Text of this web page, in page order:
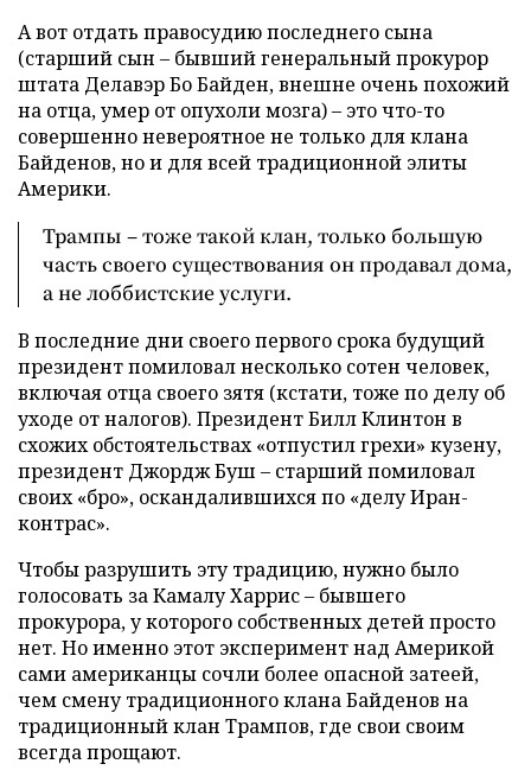
А вот отдать правосудию последнего сына
(старший сын – бывший генеральный прокурор
штата Делавэр Бо Байден, внешне очень похожий
на отца, умер от опухоли мозга) – это что-то
совершенно невероятное не только для клана
Байденов, но и для всей традиционной элиты
Америки.
Трампы – тоже такой клан, только большую
часть своего существования он продавал дома,
а не лоббистские услуги.
В последние дни своего первого срока будущий
президент помиловал несколько сотен человек,
включая отца своего зятя (кстати, тоже по делу об
уходе от налогов). Президент Билл Клинтон в
схожих обстоятельствах «отпустил грехи» кузену,
президент Джордж Буш – старший помиловал
своих «бро», оскандалившихся по «делу Иран-
контрас».
Чтобы разрушить эту традицию, нужно было
голосовать за Камалу Харрис – бывшего
прокурора, у которого собственных детей просто
нет. Но именно этот эксперимент над Америкой
сами американцы сочли более опасной затеей,
чем смену традиционного клана Байденов на
традиционный клан Трампов, где свои своим
всегда прощают.